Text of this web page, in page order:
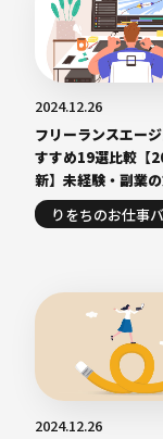
2024.12.26
フリーランスエー
すすめ19選比較【
新】未経験・副業
りをちのお仕事
2024.12.26